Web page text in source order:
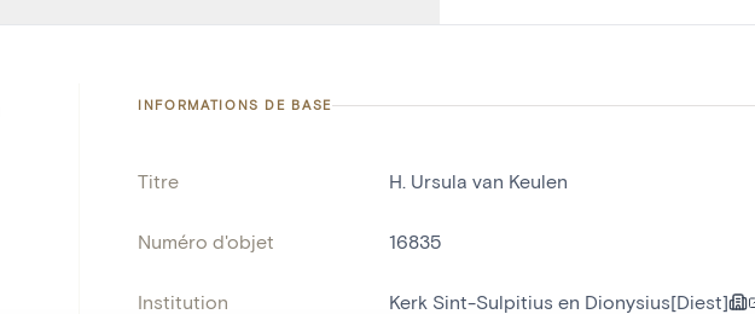
INFORMATIONS DE BASE
Titre H. Ursula van Keulen
Numéro d'objet 16835
Institution Kerk Sint-Sulpitius en Dionysius[Diest]